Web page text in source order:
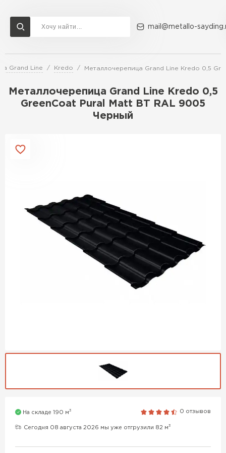
mail@metallo-
Grand Line Kredo Металлочерепица Grand Line Kredo 0,5
Металлочерепица Grand Line Kredo 0,5
GreenCoat Pural Matt BT RAL 9005
Черный
На складе 190 м3 0 отзывов
Сегодня 08 августа 2026 мы уже отгрузили 82 м3
Доставка и оплата Акции О компании Контакты
Перейти в каталог